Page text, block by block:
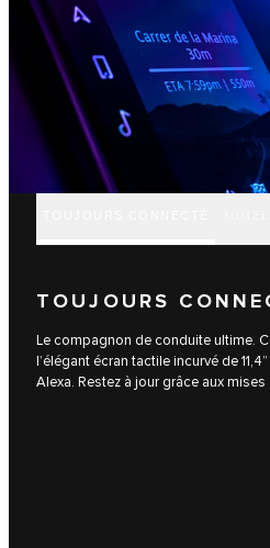
TOUJOURS
Le compagnon de conduite ultime.
l’élégant écran tactile incurvé de
Alexa. Restez à jour grâce aux